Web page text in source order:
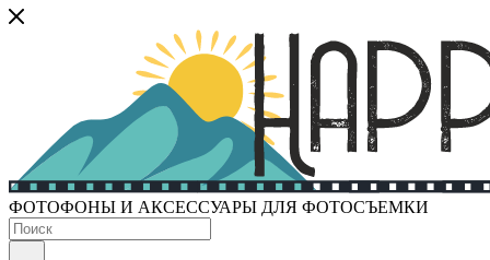
ФОТОФОНЫ И АКСЕССУАРЫ ДЛЯ ФОТОСЪЕМКИ